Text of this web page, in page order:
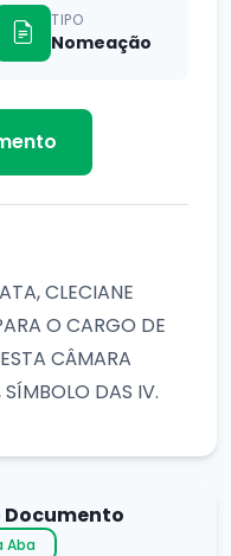
TIPO
Nomeação
CLECIANE
O CARGO DE
CÂMARA
DAS IV.
Aba